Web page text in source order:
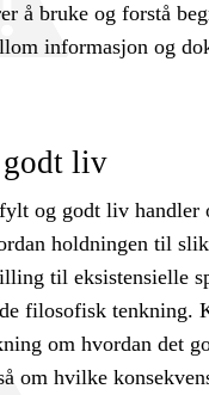
å bruke og forstå
informasjon og
liv
og godt liv
holdningen til
til eksistensielle
filosofisk tenkning.
om hvordan det
om hvilke